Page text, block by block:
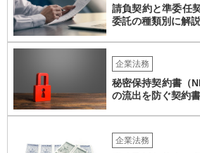
請負契約と準委任
委託の種類別に解
企業法務
秘密保持契約書（
の流出を防ぐ契約
企業法務